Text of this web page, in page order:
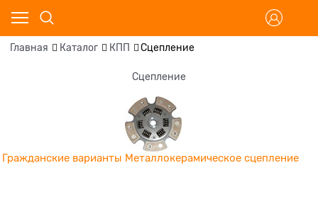
Главная Каталог КПП Сцепление
Сцепление
Гражданские варианты Металлокерамическое сцепление